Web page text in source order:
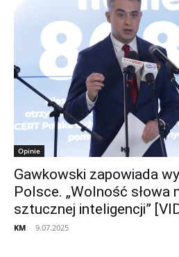
Opinie
Gawkowski zapowiada
Polsce. „Wolność słowa
sztucznej inteligencji”
KM - 9.07.2025